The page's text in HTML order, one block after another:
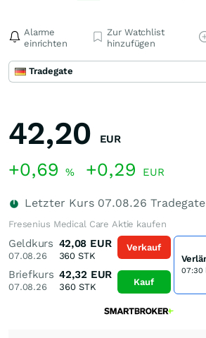
Alarme
einrichten
Zur Watchlist
hinzufügen
Tradegate
42,20 EUR
+0,69 % +0,29 EUR
Letzter Kurs 07.08.26 Tradegate
Fresenius Medical Care Aktie kaufen
Geldkurs
07.08.26
42,08 EUR
360 STK
Briefkurs
07.08.26
42,32 EUR
360STK
Verkauf
Kauf
07:30